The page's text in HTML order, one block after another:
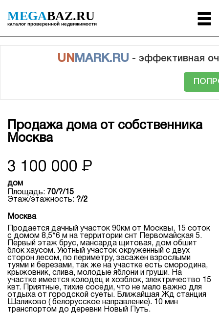
MEGABAZ.RU
каталог проверенной недвижимости
UN MARK.RU - эффективная
Продажа дома от собственника
Москва
3 100 000 Р
дом
Площадь: 70/?/15
Этаж/этажность: ?/2
Москва
Продается дачный участок 90км от Москвы, 15 соток
с домом 8,5*6 м на территории снт Первомайская 5.
Первый этаж брус, мансарда щитовая, дом обшит
блок хаусом. Уютный участок окруженный с двух
сторон лесом, по периметру, засажен взрослыми
туями и березами, так же на участке есть смородина,
крыжовник, слива, молодые яблони и груши. На
участке имеется колодец и хозблок, электричество 15
квт. Приятные, тихие соседи, что не мало важно для
отдыха от городской суеты. Ближайшая Жд станция
Шаликово ( белорусское направление). 10 мин
транспортом до деревни Новый Путь.